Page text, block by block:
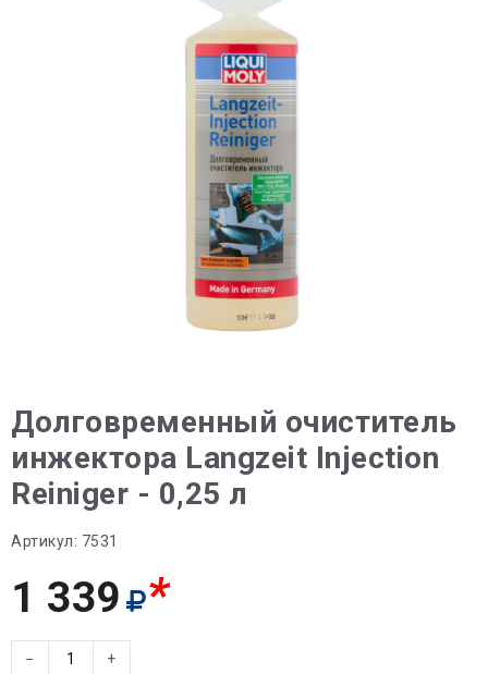
Долговременный очиститель
инжектора Langzeit Injection
Reiniger - 0,25 л
Артикул: 7531
1 339 *
− +